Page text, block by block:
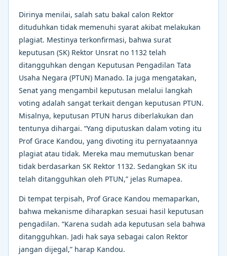
Dirinya menilai, salah satu bakal calon Rektor
dituduhkan tidak memenuhi syarat akibat melakukan
plagiat. Mestinya terkonfirmasi, bahwa surat
keputusan (SK) Rektor Unsrat no 1132 telah
ditangguhkan dengan Keputusan Pengadilan Tata
Usaha Negara (PTUN) Manado. Ia juga mengatakan,
Senat yang mengambil keputusan melalui langkah
voting adalah sangat terkait dengan keputusan PTUN.
Misalnya, keputusan PTUN harus diberlakukan dan
tentunya dihargai. “Yang diputuskan dalam voting itu
Prof Grace Kandou, yang divoting itu pernyataannya
plagiat atau tidak. Mereka mau memutuskan benar
tidak berdasarkan SK Rektor 1132. Sedangkan SK itu
telah ditangguhkan oleh PTUN,” jelas Rumapea.
Di tempat terpisah, Prof Grace Kandou memaparkan,
bahwa mekanisme diharapkan sesuai hasil keputusan
pengadilan. “Karena sudah ada keputusan sela bahwa
ditangguhkan. Jadi hak saya sebagai calon Rektor
jangan dijegal,” harap Kandou.